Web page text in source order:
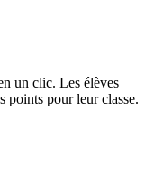
un clic. Les élèves
points pour leur classe.